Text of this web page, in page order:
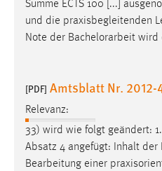
Summe ECTS 100 [...]
und die praxisbegleitenden
Note der Bachelorarbeit wird
[PDF] Amtsblatt Nr. 2012-
Relevanz:
33) wird wie folgt geändert:
Absatz 4 angefügt: Inhalt der
Bearbeitung einer